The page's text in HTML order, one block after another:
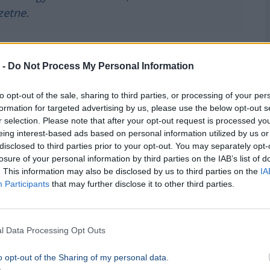
- Do Not Process My Personal Information
opt-out of the sale, sharing to third parties, or processing of your
for targeted advertising by us, please use the below opt-out
selection. Please note that after your opt-out request is processed
interest-based ads based on personal information utilized by us
to third parties prior to your opt-out. You may separately
of your personal information by third parties on the IAB’s list of
This information may also be disclosed by us to third parties on the
Participants that may further disclose it to other third parties.
Data Processing Opt Outs
opt-out of the Sharing of my personal data.
ráadásul egy esetlegesbalesetvagy
a katasztrófavédelem gyors
az autópályákon.
jóval nagyobb menetidővel
tájékoztatókat, mivel a kamionstop ellenére
felé vezető utakon.